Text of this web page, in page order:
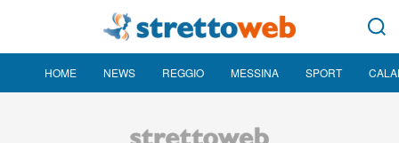
HOME NEWS REGGIO MESSINA SPORT